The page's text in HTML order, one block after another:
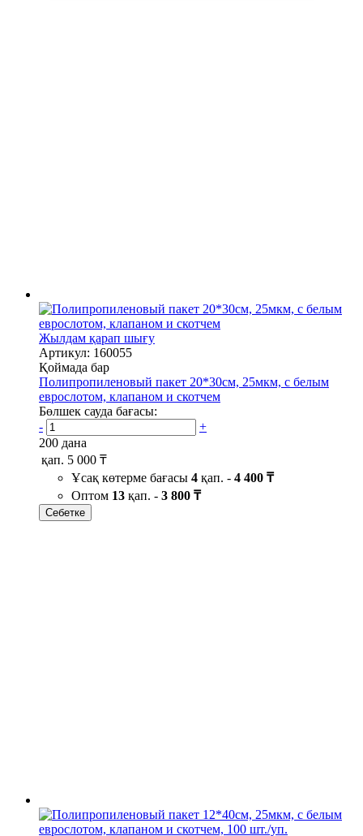
Жылдам қарап шығу
Артикул: 160055
Қоймада бар
Полипропиленовый пакет 20*30см, 25мкм, с белым
еврослотом, клапаном и скотчем
Бөлшек сауда бағасы:
-
+
200 дана
қап. 5 000 ₸
Ұсақ көтерме бағасы 4 қап. - 4 400 ₸
Оптом 13 қап. - 3 800 ₸
Себетке